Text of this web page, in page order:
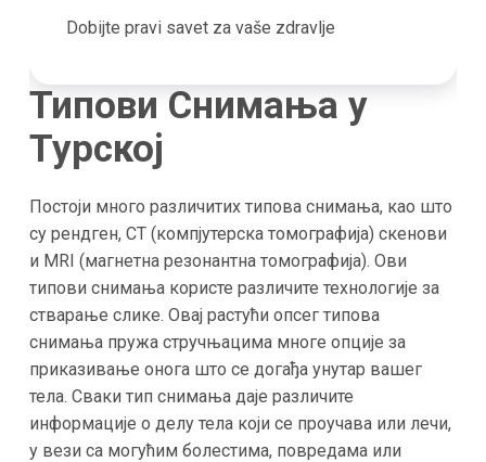
Dobijte pravi savet za vaše zdravlje
Типови Снимања у
Турској
Постоји много различитих типова снимања, као што
су рендген, CT (компјутерска томографија) скенови
и MRI (магнетна резонантна томографија). Ови
типови снимања користе различите технологије за
стварање слике. Овај растући опсег типова
снимања пружа стручњацима многе опције за
приказивање онога што се догађа унутар вашег
тела. Сваки тип снимања даје различите
информације о делу тела који се проучава или лечи,
у вези са могућим болестима, повредама или